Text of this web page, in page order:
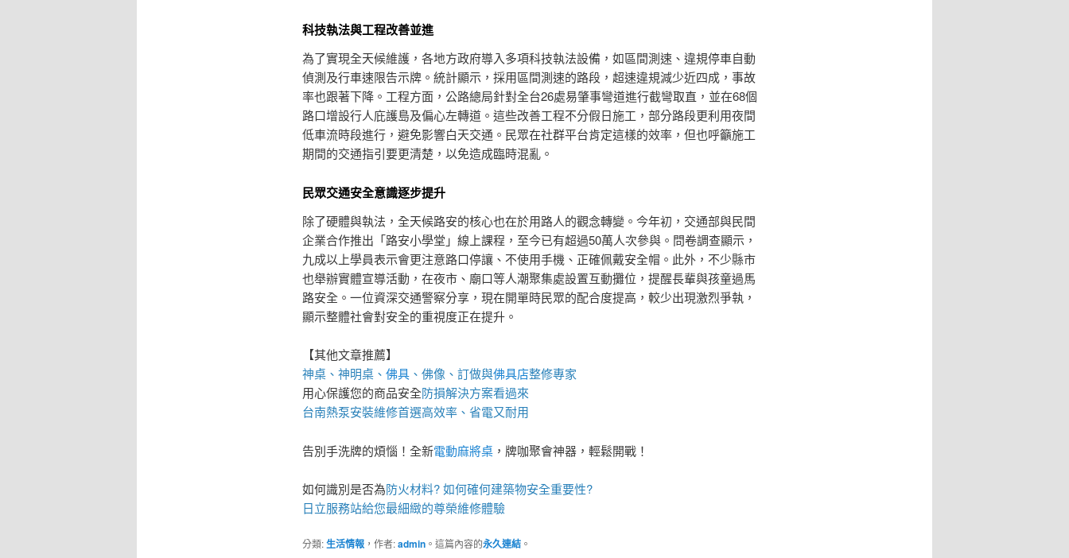
科技執法與工程改善並進
為了實現全天候維護，各地方政府導入多項科技執法設備，如區間測速、違規停車自動
偵測及行車速限告示牌。統計顯示，採用區間測速的路段，超速違規減少近四成，事故
率也跟著下降。工程方面，公路總局針對全台26處易肇事彎道進行截彎取直，並在68個
路口增設行人庇護島及偏心左轉道。這些改善工程不分假日施工，部分路段更利用夜間
低車流時段進行，避免影響白天交通。民眾在社群平台肯定這樣的效率，但也呼籲施工
期間的交通指引要更清楚，以免造成臨時混亂。
民眾交通安全意識逐步提升
除了硬體與執法，全天候路安的核心也在於用路人的觀念轉變。今年初，交通部與民間
企業合作推出「路安小學堂」線上課程，至今已有超過50萬人次參與。問卷調查顯示，
九成以上學員表示會更注意路口停讓、不使用手機、正確佩戴安全帽。此外，不少縣市
也舉辦實體宣導活動，在夜市、廟口等人潮聚集處設置互動攤位，提醒長輩與孩童過馬
路安全。一位資深交通警察分享，現在開單時民眾的配合度提高，較少出現激烈爭執，
顯示整體社會對安全的重視度正在提升。
【其他文章推薦】
神桌、 神明桌、 佛具、佛像、訂做與佛具店整修專家
用心保護您的商品安全防損解決方案看過來
台南熱泵安裝維修首選高效率、省電又耐用
告別手洗牌的煩惱！全新電動麻將桌，牌咖聚會神器，輕鬆開戰！
如何識別是否為防火材料? 如何確何建築物安全重要性?
日立服務站給您最細緻的尊榮維修體驗
分類:生活情報，作者:admin。這篇內容的永久連結。